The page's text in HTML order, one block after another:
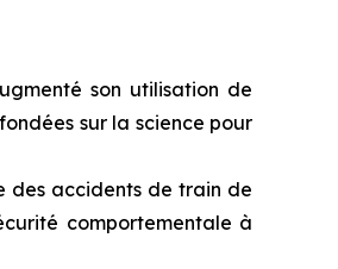
son utilisation de
sur la science pour
des accidents de train de
comportementale à